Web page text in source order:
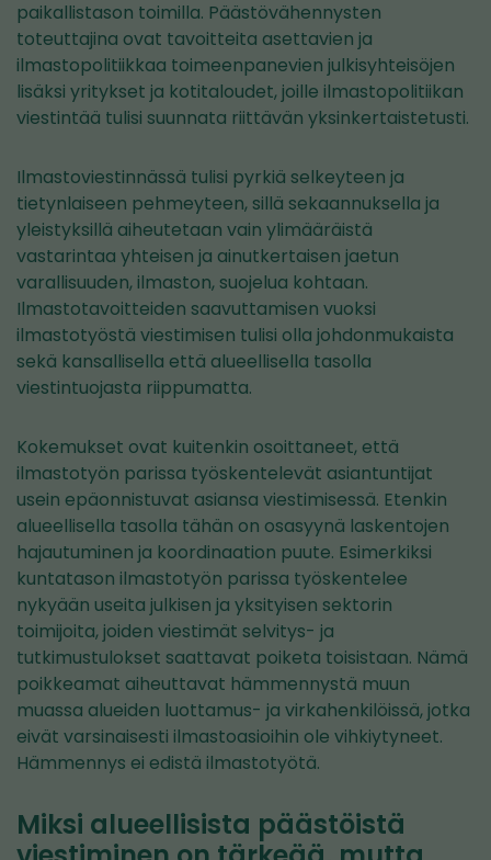
paikallistason toimilla. Päästövähennysten
toteuttajina ovat tavoitteita asettavien ja
ilmastopolitiikkaa toimeenpanevien julkisyhteisöjen
lisäksi yritykset ja kotitaloudet, joille ilmastopolitiikan
viestintää tulisi suunnata riittävän yksinkertaistetusti.
Ilmastoviestinnässä tulisi pyrkiä selkeyteen ja
tietynlaiseen pehmeyteen, sillä sekaannuksella ja
yleistyksillä aiheutetaan vain ylimääräistä
vastarintaa yhteisen ja ainutkertaisen jaetun
varallisuuden, ilmaston, suojelua kohtaan.
Ilmastotavoitteiden saavuttamisen vuoksi
ilmastotyöstä viestimisen tulisi olla johdonmukaista
sekä kansallisella että alueellisella tasolla
viestintuojasta riippumatta.
Kokemukset ovat kuitenkin osoittaneet, että
ilmastotyön parissa työskentelevät asiantuntijat
usein epäonnistuvat asiansa viestimisessä. Etenkin
alueellisella tasolla tähän on osasyynä laskentojen
hajautuminen ja koordinaation puute. Esimerkiksi
kuntatason ilmastotyön parissa työskentelee
nykyään useita julkisen ja yksityisen sektorin
toimijoita, joiden viestimät selvitys- ja
tutkimustulokset saattavat poiketa toisistaan. Nämä
poikkeamat aiheuttavat hämmennystä muun
muassa alueiden luottamus- ja virkahenkilöissä, jotka
eivät varsinaisesti ilmastoasioihin ole vihkiytyneet.
Hämmennys ei edistä ilmastotyötä.
Miksi alueellisista päästöistä